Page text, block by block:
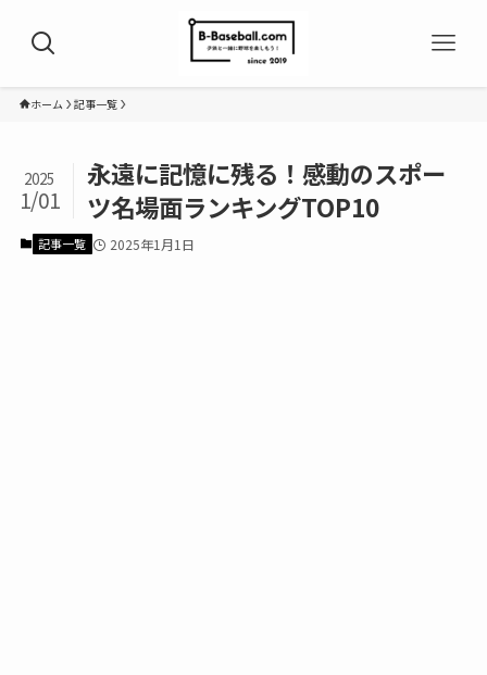
ホーム 記事一覧
永遠に記憶に残る！感動のスポー
ツ名場面ランキングTOP10
2025
1/01
記事一覧 2025年1月1日